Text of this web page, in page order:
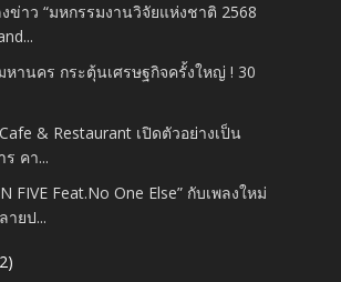
ข่าว “มหกรรมงานวิจัยแห่งชาติ 2568
หานคร กระตุ้นเศรษฐกิจครั้งใหญ่ ! 30
& Restaurant เปิดตัวอย่างเป็น
ร คา...
FIVE Feat.No One Else” กับเพลงใหม่
ายป...